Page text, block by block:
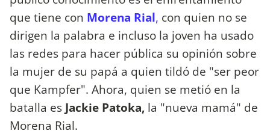
que tiene con Morena Rial, con quien no se
dirigen la palabra e incluso la joven ha usado
las redes para hacer pública su opinión sobre
la mujer de su papá a quien tildó de "ser peor
que Kampfer". Ahora, quien se metió en la
batalla es Jackie Patoka, la "nueva mamá" de
Morena Rial.